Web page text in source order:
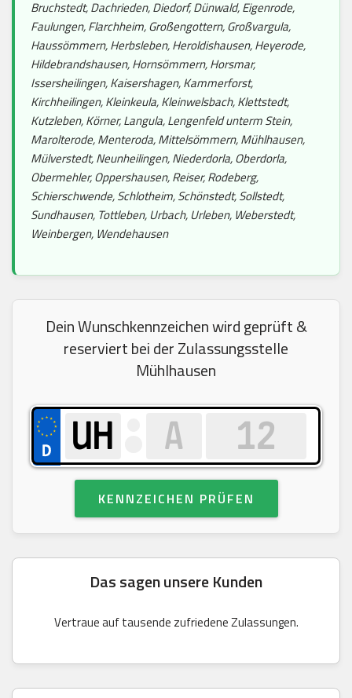
Bruchstedt, Dachrieden, Diedorf, Dünwald, Eigenrode,
Faulungen, Flarchheim, Großengottern, Großvargula,
Haussömmern, Herbsleben, Heroldishausen, Heyerode,
Hildebrandshausen, Hornsömmern, Horsmar,
Issersheilingen, Kaisershagen, Kammerforst,
Kirchheilingen, Kleinkeula, Kleinwelsbach, Klettstedt,
Kutzleben, Körner, Langula, Lengenfeld unterm Stein,
Marolterode, Menteroda, Mittelsömmern, Mühlhausen,
Mülverstedt, Neunheilingen, Niederdorla, Oberdorla,
Obermehler, Oppershausen, Reiser, Rodeberg,
Schierschwende, Schlotheim, Schönstedt, Sollstedt,
Sundhausen, Tottleben, Urbach, Urleben, Weberstedt,
Weinbergen, Wendehausen
Dein Wunschkennzeichen wird geprüft &
reserviert bei der Zulassungsstelle
Mühlhausen
KENNZEICHEN PRÜFEN
Das sagen unsere Kunden
Vertraue auf tausende zufriedene Zulassungen.